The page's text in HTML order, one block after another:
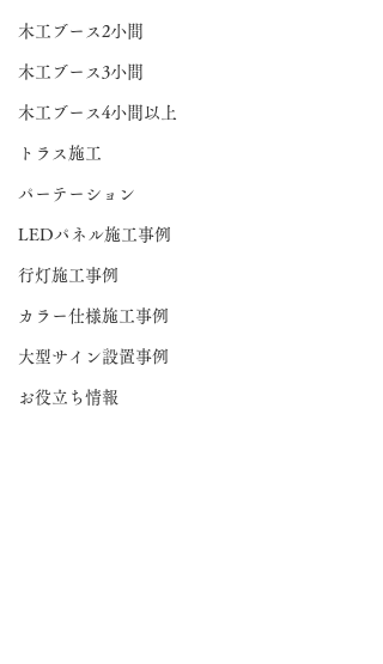
木工ブース2小間
木工ブース3小間
木工ブース4小間以上
トラス施工
パーテーション
LEDパネル施工事例
行灯施工事例
カラー仕様施工事例
大型サイン設置事例
お役立ち情報